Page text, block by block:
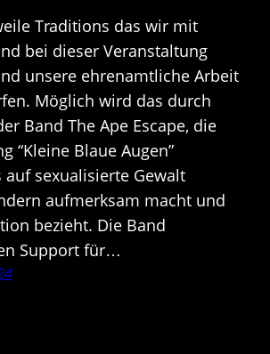
Traditions das wir mit
bei dieser Veranstaltung
unsere ehrenamtliche Arbeit
Möglich wird das durch
Band The Ape Escape, die
“Kleine Blaue Augen”
auf sexualisierte Gewalt
aufmerksam macht und
bezieht. Die Band
Support für…